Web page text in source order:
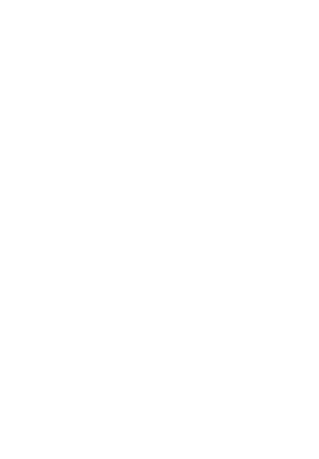
层阴角的高
日本首位专业女护士大关和与铃木雅的真实
友在性生活的不合而深陷情感创伤。面对